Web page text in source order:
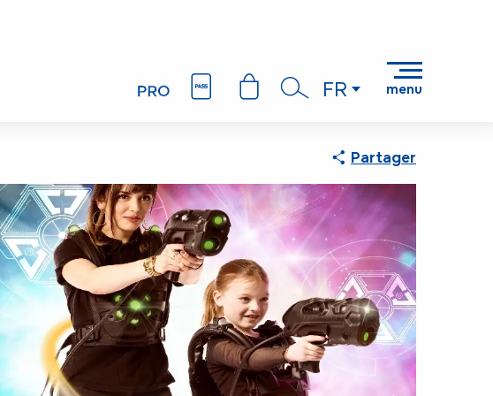
FR menu
Partager